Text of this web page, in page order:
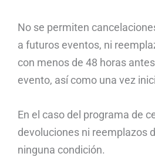
No se permiten
a futuros eventos, ni
con menos de 48 horas
evento, así como una vez
En el caso del programa de
devoluciones ni reemplazos
ninguna condición.